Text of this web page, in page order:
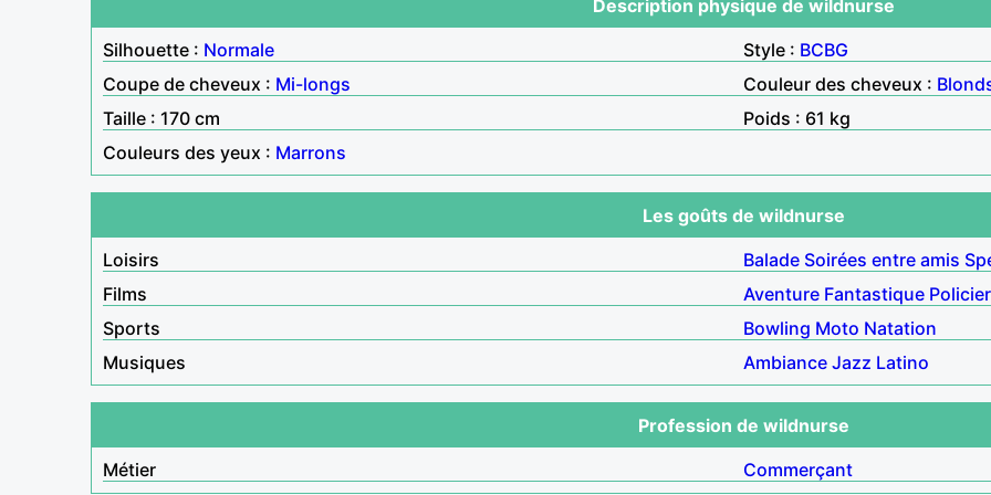
Description physique de wildnurse
Silhouette : Normale Style : BCBG
Coupe de cheveux : Mi-longs Couleur des cheveux :
Taille : 170 cm
Poids : 61 kg
Couleurs des yeux : Marrons
Les goûts de wildnurse
Loisirs
Balade Soirées entre amis
Films
Aventure Fantastique Policier
Sports
Bowling Moto Natation
Musiques
Ambiance Jazz Latino
Profession de wildnurse
Métier
Commerçant